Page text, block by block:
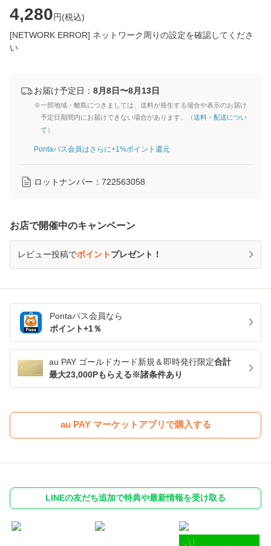
4,280円(税込)
[NETWORK ERROR] ネットワーク周りの設定を確認してくださ
い
お届け予定日： 8月8日〜8月13日
※一部地域・離島につきましては、送料が発生する場合や表示のお届け
予定日期間内にお届けできない場合があります。（送料・配送につい
て ）
Pontaパス会員はさらに+1%ポイント還元
ロットナンバー： 722563058
お店で開催中のキャンペーン
レビュー投稿でポイントプレゼント！
Pontaパス会員なら
ポイント+1％
au PAY ゴールドカード新規＆即時発行限定合計
最大23,000Pもらえる※諸条件あり
au PAY マーケットアプリで購入する
LINEの友だち追加で特典や最新情報を受け取る